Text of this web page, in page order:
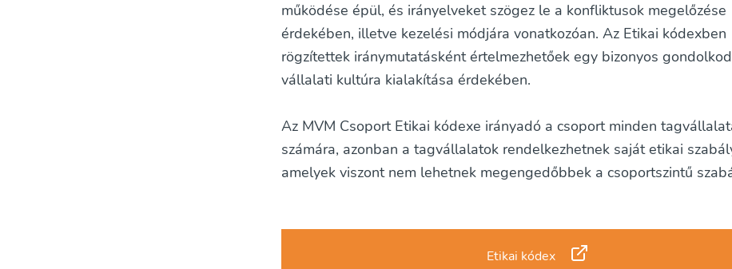
működése épül, és irányelveket szögez le a konfliktusok megelőzése
érdekében, illetve kezelési módjára vonatkozóan. Az Etikai kódexben
rögzítettek iránymutatásként értelmezhetőek egy bizonyos
vállalati kultúra kialakítása érdekében.
Az MVM Csoport Etikai kódexe irányadó a csoport minden
számára, azonban a tagvállalatok rendelkezhetnek saját etikai
amelyek viszont nem lehetnek megengedőbbek a csoportszintű
Etikai kódex